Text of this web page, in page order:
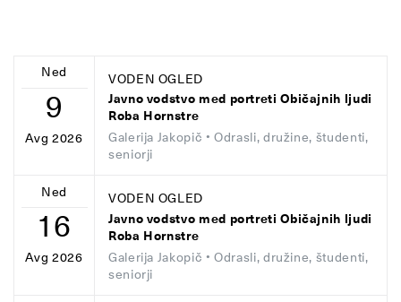
Ned
9
Avg 2026
VODEN OGLED
Javno vodstvo med portreti Običajnih ljudi
Roba Hornstre
Galerija Jakopič • Odrasli, družine, študenti,
seniorji
Ned
16
Avg 2026
VODEN OGLED
Javno vodstvo med portreti Običajnih ljudi
Roba Hornstre
Galerija Jakopič • Odrasli, družine, študenti,
seniorji